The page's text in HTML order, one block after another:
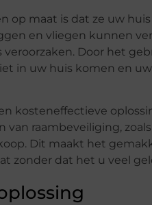
op maat is dat ze uw
en vliegen kunnen
Door het
in uw huis komen en
kosteneffectieve
raambeveiliging,
Dit maakt het
zonder dat het u veel